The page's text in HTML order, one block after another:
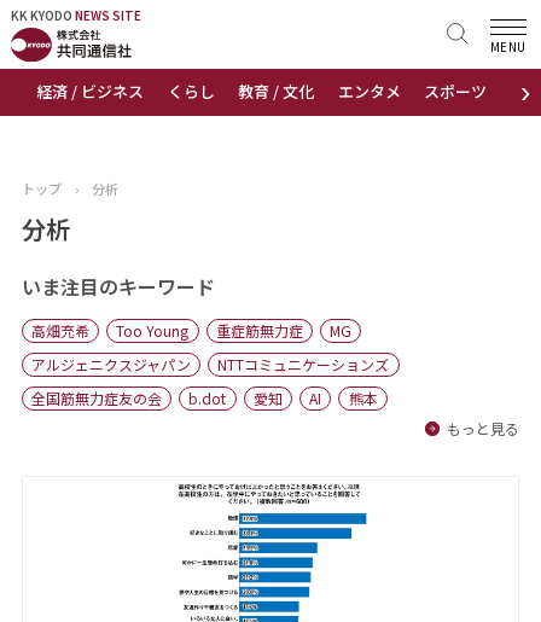
KK KYODO NEWS SITE
›
経済 / ビジネス くらし 教育 / 文化 エンタメ スポーツ 地域
MENU
KK KYODONEWS SITE
トップページ
ニュース
おすすめコンテンツ
出版物
会社概要
トップ › 分析
分析
いま注目のキーワード
高畑充希 Too Young 重症筋無力症
MG
アルジェニクスジャパン
NTTコミュニケーションズ
全国筋無力症友の会
b.dot 愛知 AI
熊本
もっと見る